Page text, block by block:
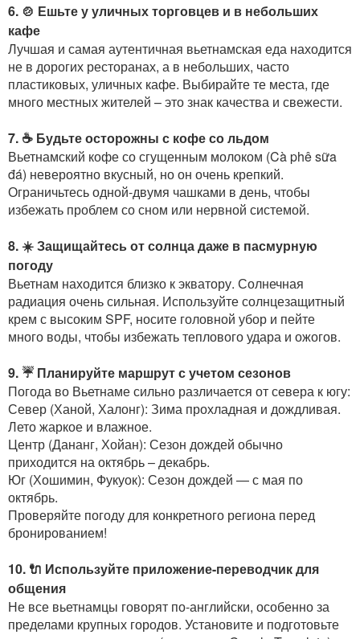
6. 🍲 Ешьте у уличных торговцев и в небольших
кафе
Лучшая и самая аутентичная вьетнамская еда находится
не в дорогих ресторанах, а в небольших, часто
пластиковых, уличных кафе. Выбирайте те места, где
много местных жителей – это знак качества и свежести.
7. ☕ Будьте осторожны с кофе со льдом
Вьетнамский кофе со сгущенным молоком (Cà phê sữa
đá) невероятно вкусный, но он очень крепкий.
Ограничьтесь одной-двумя чашками в день, чтобы
избежать проблем со сном или нервной системой.
8. ☀️ Защищайтесь от солнца даже в пасмурную
погоду
Вьетнам находится близко к экватору. Солнечная
радиация очень сильная. Используйте солнцезащитный
крем с высоким SPF, носите головной убор и пейте
много воды, чтобы избежать теплового удара и ожогов.
9. ☔ Планируйте маршрут с учетом сезонов
Погода во Вьетнаме сильно различается от севера к югу:
Север (Ханой, Халонг): Зима прохладная и дождливая.
Лето жаркое и влажное.
Центр (Дананг, Хойан): Сезон дождей обычно
приходится на октябрь – декабрь.
Юг (Хошимин, Фукуок): Сезон дождей — с мая по
октябрь.
Проверяйте погоду для конкретного региона перед
бронированием!
10. 🔌 Используйте приложение-переводчик для
общения
Не все вьетнамцы говорят по-английски, особенно за
пределами крупных городов. Установите и подготовьте